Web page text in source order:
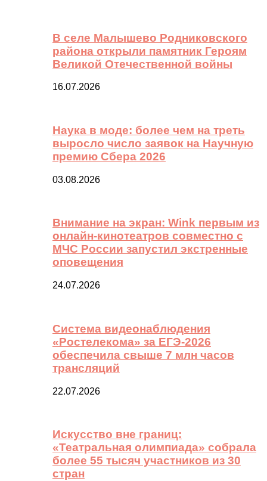
В селе Малышево Родниковского
района открыли памятник Героям
Великой Отечественной войны
16.07.2026
Наука в моде: более чем на треть
выросло число заявок на Научную
премию Сбера 2026
03.08.2026
Внимание на экран: Wink первым из
онлайн-кинотеатров совместно с
МЧС России запустил экстренные
оповещения
24.07.2026
Система видеонаблюдения
«Ростелекома» за ЕГЭ-2026
обеспечила свыше 7 млн часов
трансляций
22.07.2026
Искусство вне границ:
«Театральная олимпиада» собрала
более 55 тысяч участников из 30
стран